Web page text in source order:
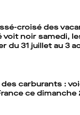
croisé des
voit noir samedi,
du 31 juillet au 3
des carburants :
ce dimanche